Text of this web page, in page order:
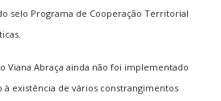
selo Programa de Cooperação Territorial
Viana Abraça ainda não foi implementado
existência de vários constrangimentos